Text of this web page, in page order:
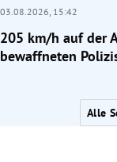
03.08.2026, 15:42
205 km/h auf der
bewaffneten
Alle